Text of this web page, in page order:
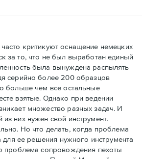
критикуют оснащение немецких
за то, что не был выработан единый
была вынуждена распылять
серийно более 200 образцов
больше чем все остальные
взятые. Однако при ведении
множество разных задач. И
них нужен свой инструмент.
Но что делать, когда проблема
для ее решения нужного инструмента
проблема сопровождения пехоты